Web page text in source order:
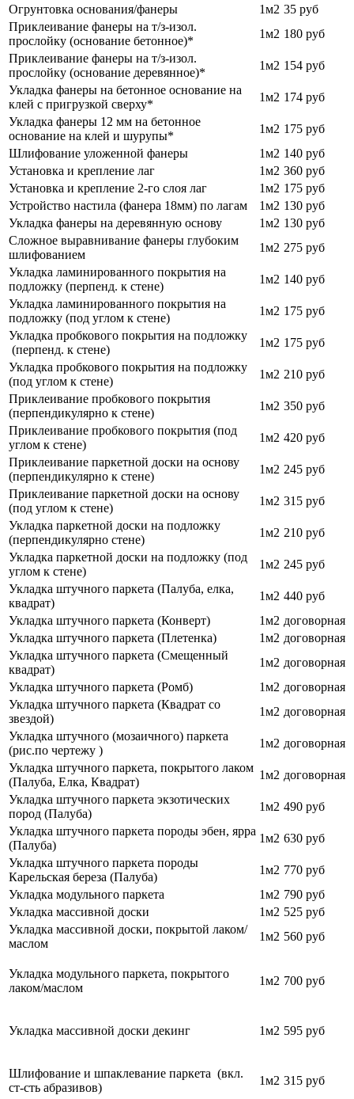
Огрунтовка основания/фанеры
1м2 35 руб
Приклеивание фанеры на т/з-изол.
прослойку (основание бетонное)*
1м2 180 руб
Приклеивание фанеры на т/з-изол.
прослойку (основание деревянное)*
1м2 154 руб
Укладка фанеры на бетонное основание на
клей с пригрузкой сверху*
1м2 174 руб
Укладка фанеры 12 мм на бетонное
основание на клей и шурупы*
1м2 175 руб
Шлифование уложенной фанеры
1м2 140 руб
Установка и крепление лаг
1м2 360 руб
Установка и крепление 2-го слоя лаг
1м2 175 руб
Устройство настила (фанера 18мм) по лагам
1м2 130 руб
Укладка фанеры на деревянную основу
1м2 130 руб
Сложное выравнивание фанеры глубоким
шлифованием
1м2 275 руб
Укладка ламинированного покрытия на
подложку (перпенд. к стене)
1м2 140 руб
Укладка ламинированного покрытия на
подложку (под углом к стене)
1м2 175 руб
Укладка пробкового покрытия на подложку
(перпенд. к стене)
1м2 175 руб
Укладка пробкового покрытия на подложку
(под углом к стене)
1м2 210 руб
Приклеивание пробкового покрытия
(перпендикулярно к стене)
1м2 350 руб
Приклеивание пробкового покрытия (под
углом к стене)
1м2 420 руб
Приклеивание паркетной доски на основу
(перпендикулярно к стене)
1м2 245 руб
Приклеивание паркетной доски на основу
(под углом к стене)
1м2 315 руб
Укладка паркетной доски на подложку
(перпендикулярно стене)
1м2 210 руб
Укладка паркетной доски на подложку (под
углом к стене)
1м2 245 руб
Укладка штучного паркета (Палуба, елка,
квадрат)
1м2 440 руб
Укладка штучного паркета (Конверт)
1м2 договорная
Укладка штучного паркета (Плетенка)
1м2 договорная
Укладка штучного паркета (Смещенный
квадрат)
1м2 договорная
Укладка штучного паркета (Ромб)
1м2 договорная
Укладка штучного паркета (Квадрат со
звездой)
1м2 договорная
Укладка штучного (мозаичного) паркета
(рис.по чертежу )
1м2 договорная
Укладка штучного паркета, покрытого лаком
(Палуба, Елка, Квадрат)
1м2 договорная
Укладка штучного паркета экзотических
пород (Палуба)
1м2 490 руб
Укладка штучного паркета породы эбен, ярра
(Палуба)
1м2 630 руб
Укладка штучного паркета породы
Карельская береза (Палуба)
1м2 770 руб
Укладка модульного паркета
1м2 790 руб
Укладка массивной доски
1м2 525 руб
Укладка массивной доски, покрытой лаком/
маслом
1м2 560 руб
Укладка модульного паркета, покрытого
лаком/маслом
1м2 700 руб
Укладка массивной доски декинг 1м2 595 руб
Шлифование и шпаклевание паркета (вкл.
ст-сть абразивов)
1м2 315 руб